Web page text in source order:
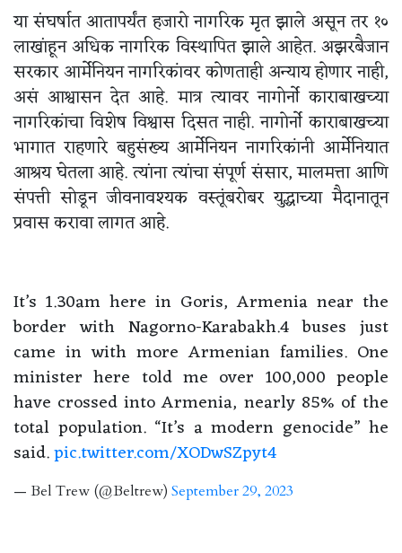
या संघर्षात आतापर्यंत हजारो नागरिक मृत झाले असून तर १०
लाखांहून अधिक नागरिक विस्थापित झाले आहेत. अझरबैजान
सरकार आर्मेनियन नागरिकांवर कोणताही अन्याय होणार नाही,
असं आश्वासन देत आहे. मात्र त्यावर नागोर्नो काराबाखच्या
नागरिकांचा विशेष विश्वास दिसत नाही. नागोर्नो काराबाखच्या
भागात राहणारे बहुसंख्य आर्मेनियन नागरिकांनी आर्मेनियात
आश्रय घेतला आहे. त्यांना त्यांचा संपूर्ण संसार, मालमत्ता आणि
संपत्ती सोडून जीवनावश्यक वस्तूंबरोबर युद्धाच्या मैदानातून
प्रवास करावा लागत आहे.
It’s 1.30am here in Goris, Armenia near the
border with Nagorno-Karabakh.4 buses just
came in with more Armenian families. One
minister here told me over 100,000 people
have crossed into Armenia, nearly 85% of the
total population. “It’s a modern genocide” he
said.pic.twitter.com/XODwSZpyt4
— Bel Trew (@Beltrew) September 29, 2023